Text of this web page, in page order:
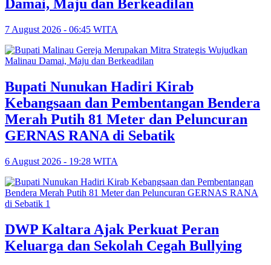
Damai, Maju dan Berkeadilan
7 August 2026 - 06:45 WITA
Bupati Nunukan Hadiri Kirab
Kebangsaan dan Pembentangan Bendera
Merah Putih 81 Meter dan Peluncuran
GERNAS RANA di Sebatik
6 August 2026 - 19:28 WITA
DWP Kaltara Ajak Perkuat Peran
Keluarga dan Sekolah Cegah Bullying